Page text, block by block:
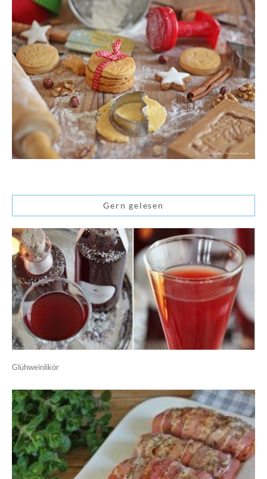
Gern gelesen
Glühweinlikör